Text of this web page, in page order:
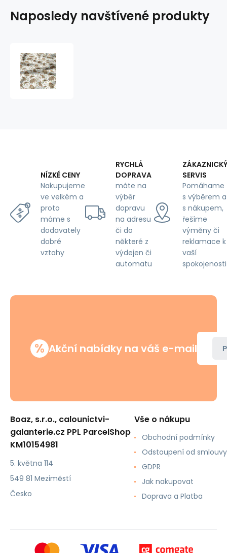
Naposledy navštívené produkty
NÍZKÉ CENY
Nakupujeme
ve velkém a
proto
máme s
dodavately
dobré
vztahy
RYCHLÁ
DOPRAVA
máte na
výběr
dopravu
na adresu
či do
některé z
výdejen či
automatu
ZÁKAZNICKÝ
SERVIS
Pomáhame
s výběrem a
s nákupem,
řešíme
výměny či
reklamace k
vaší
spokojenosti
% Akční nabídky na váš e-mail
Boaz, s.r.o., calounictvi-
galanterie.cz PPL ParcelShop
KM10154981
5. května 114
549 81 Meziměstí
Česko
Vše o nákupu
Obchodní podmínky
Odstoupení od smlouvy
GDPR
Jak nakupovat
Doprava a Platba